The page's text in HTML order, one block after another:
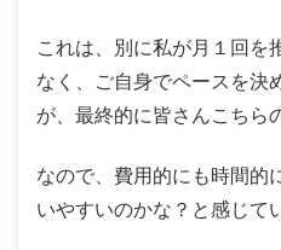
これは、別に私が月１回を
なく、ご自身でペースを決
が、最終的に皆さんこちら
なので、費用的にも時間的
いやすいのかな？と感じて